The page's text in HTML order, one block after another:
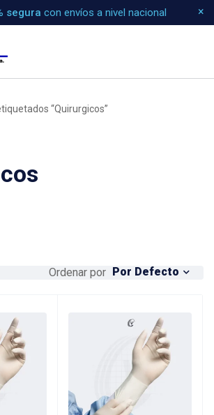
segura con envíos a nivel nacional
“Quirurgicos”
Ordenar por Por Defecto